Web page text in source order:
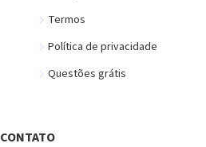
Termos
Política de privacidade
Questões grátis
CONTATO